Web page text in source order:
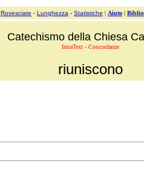
Rovesciate - Lunghezza - Statistiche | Aiuto |
Catechismo della Chiesa
IntraText - Concordanze
riuniscono